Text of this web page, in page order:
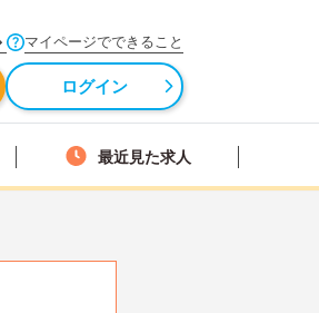
マイページでできること
ログイン
最近見た求人